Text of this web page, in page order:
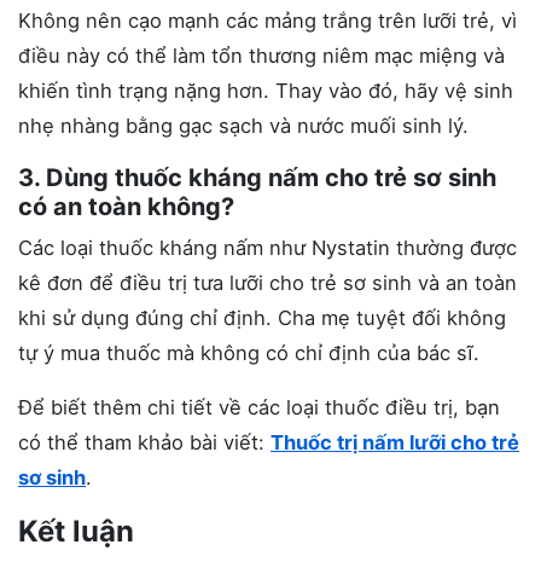
Không nên cạo mạnh các mảng trắng trên lưỡi trẻ, vì
điều này có thể làm tổn thương niêm mạc miệng và
khiến tình trạng nặng hơn. Thay vào đó, hãy vệ sinh
nhẹ nhàng bằng gạc sạch và nước muối sinh lý.
3. Dùng thuốc kháng nấm cho trẻ sơ sinh
có an toàn không?
Các loại thuốc kháng nấm như Nystatin thường được
kê đơn để điều trị tưa lưỡi cho trẻ sơ sinh và an toàn
khi sử dụng đúng chỉ định. Cha mẹ tuyệt đối không
tự ý mua thuốc mà không có chỉ định của bác sĩ.
Để biết thêm chi tiết về các loại thuốc điều trị, bạn
có thể tham khảo bài viết: Thuốc trị nấm lưỡi cho trẻ
sơ sinh.
Kết luận